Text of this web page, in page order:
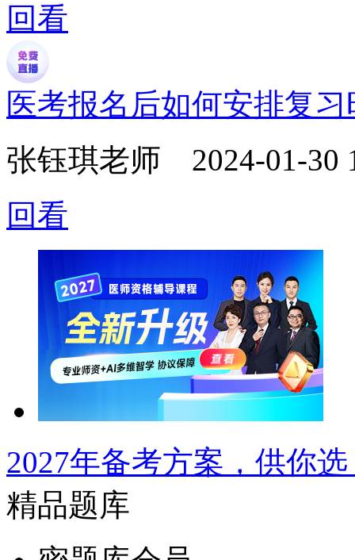
回看
医考报名后如何安排复习
张钰琪老师 2024-01-30
回看
2027年备考方案，供你
精品题库